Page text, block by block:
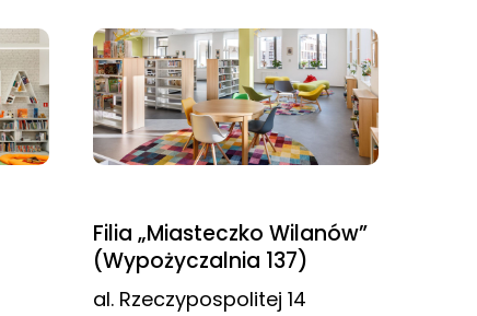
Filia „Miasteczko Wilanów”
(Wypożyczalnia 137)
al. Rzeczypospolitej 14